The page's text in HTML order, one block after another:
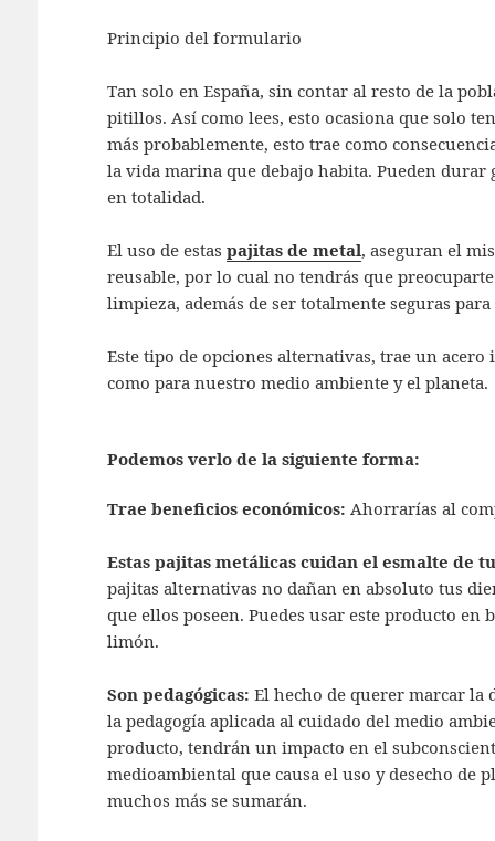
Principio del formulario
Tan solo en España, sin contar al resto de la
pitillos. Así como lees, esto ocasiona que solo
más probablemente, esto trae como
la vida marina que debajo habita. Pueden durar
en totalidad.
El uso de estas pajitas de metal, aseguran el
reusable, por lo cual no tendrás que
limpieza, además de ser totalmente seguras
Este tipo de opciones alternativas, trae un
como para nuestro medio ambiente y el planeta.
Podemos verlo de la siguiente forma:
Trae beneficios económicos: Ahorrarías al
Estas pajitas metálicas cuidan el esmalte de
pajitas alternativas no dañan en absoluto tus
que ellos poseen. Puedes usar este producto
limón.
Son pedagógicas: El hecho de querer marcar la
la pedagogía aplicada al cuidado del medio
producto, tendrán un impacto en el
medioambiental que causa el uso y desecho de
muchos más se sumarán.